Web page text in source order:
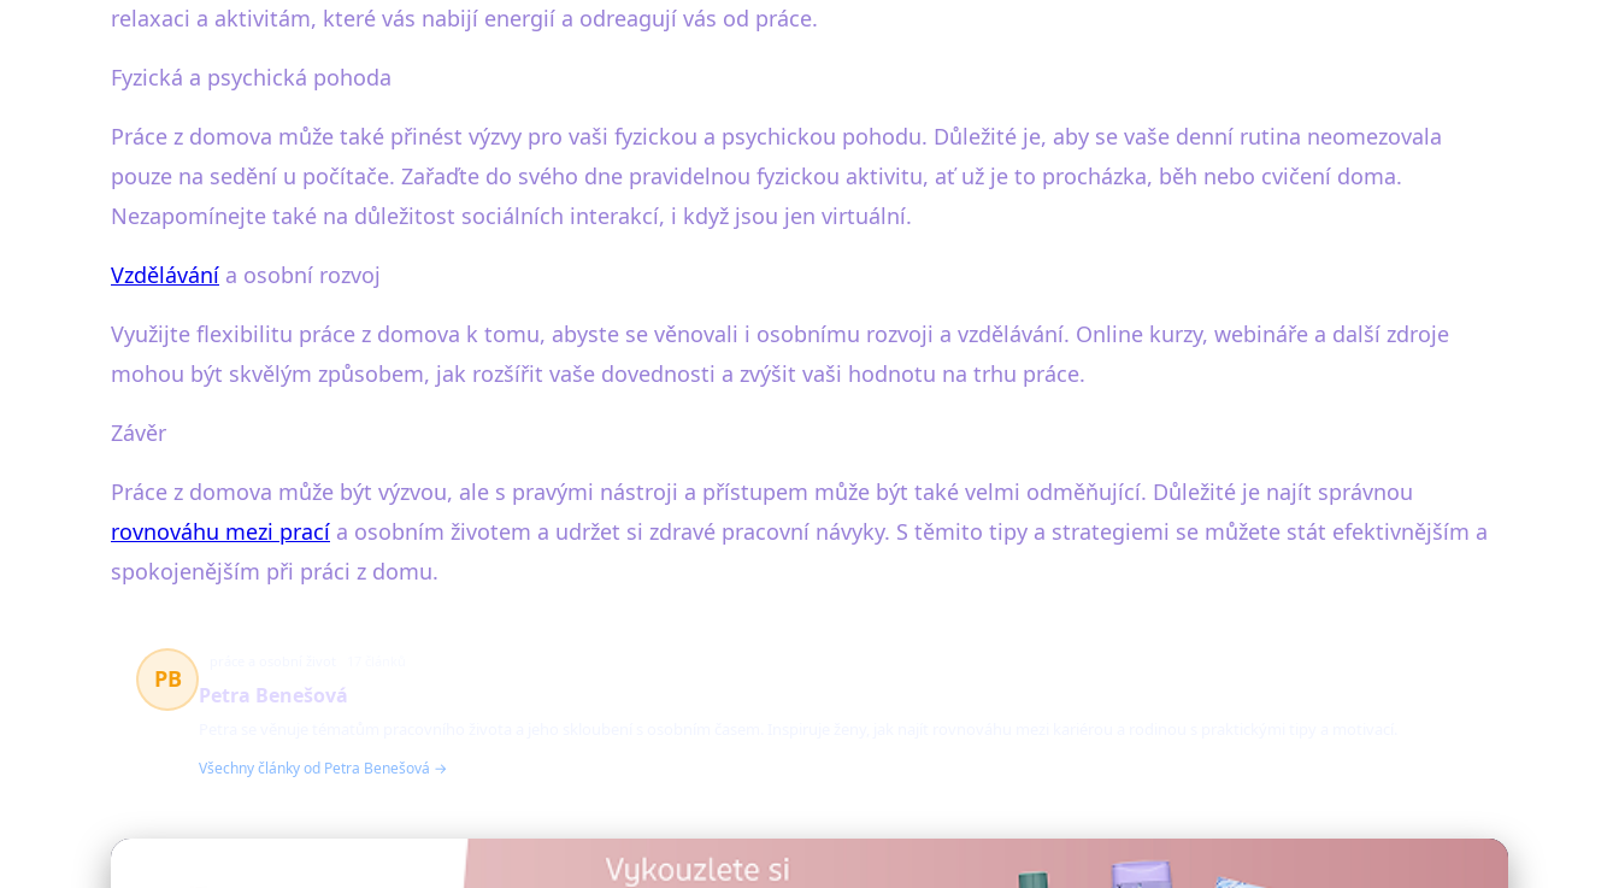
relaxaci a aktivitám, které vás nabijí energií a odreagují vás od práce.
Fyzická a psychická pohoda
Práce z domova může také přinést výzvy pro vaši fyzickou a psychickou pohodu. Důležité je, aby se vaše denní rutina neomezovala
pouze na sedění u počítače. Zařaďte do svého dne pravidelnou fyzickou aktivitu, ať už je to procházka, běh nebo cvičení doma.
Nezapomínejte také na důležitost sociálních interakcí, i když jsou jen virtuální.
Vzdělávání a osobní rozvoj
Využijte flexibilitu práce z domova k tomu, abyste se věnovali i osobnímu rozvoji a vzdělávání. Online kurzy, webináře a další zdroje
mohou být skvělým způsobem, jak rozšířit vaše dovednosti a zvýšit vaši hodnotu na trhu práce.
Závěr
Práce z domova může být výzvou, ale s pravými nástroji a přístupem může být také velmi odměňující. Důležité je najít správnou
rovnováhu mezi prací a osobním životem a udržet si zdravé pracovní návyky. S těmito tipy a strategiemi se můžete stát efektivnějším a
spokojenějším při práci z domu.
PB
Petra Benešová
Všechny články od Petra Benešová →